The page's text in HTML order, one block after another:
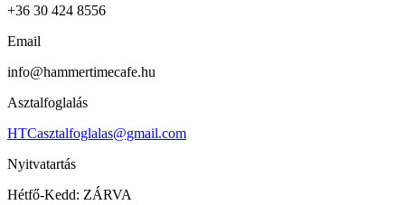
+36 30 424 8556
Email
info@hammertimecafe.hu
Asztalfoglalás
HTCasztalfoglalas@gmail.com
Nyitvatartás
Hétfő-Kedd: ZÁRVA